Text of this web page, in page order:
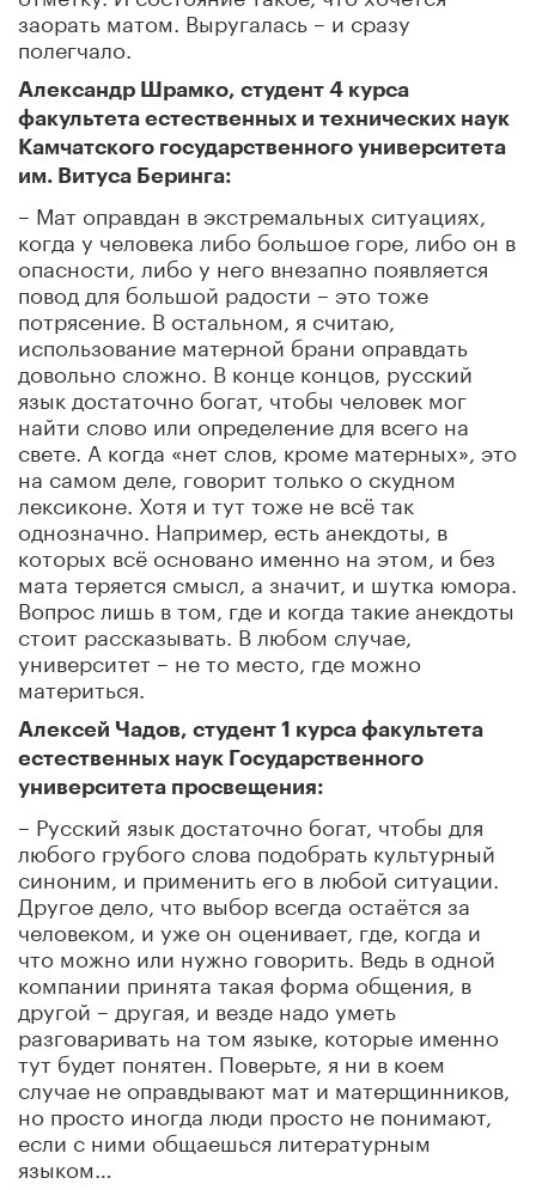
заорать матом. Выругалась – и сразу
полегчало.
Александр Шрамко, студент 4 курса
факультета естественных и технических наук
Камчатского государственного университета
им. Витуса Беринга:
– Мат оправдан в экстремальных ситуациях,
когда у человека либо большое горе, либо он в
опасности, либо у него внезапно появляется
повод для большой радости – это тоже
потрясение. В остальном, я считаю,
использование матерной брани оправдать
довольно сложно. В конце концов, русский
язык достаточно богат, чтобы человек мог
найти слово или определение для всего на
свете. А когда «нет слов, кроме матерных», это
на самом деле, говорит только о скудном
лексиконе. Хотя и тут тоже не всё так
однозначно. Например, есть анекдоты, в
которых всё основано именно на этом, и без
мата теряется смысл, а значит, и шутка юмора.
Вопрос лишь в том, где и когда такие анекдоты
стоит рассказывать. В любом случае,
университет – не то место, где можно
материться.
Алексей Чадов, студент 1 курса факультета
естественных наук Государственного
университета просвещения:
– Русский язык достаточно богат, чтобы для
любого грубого слова подобрать культурный
синоним, и применить его в любой ситуации.
Другое дело, что выбор всегда остаётся за
человеком, и уже он оценивает, где, когда и
что можно или нужно говорить. Ведь в одной
компании принята такая форма общения, в
другой – другая, и везде надо уметь
разговаривать на том языке, которые именно
тут будет понятен. Поверьте, я ни в коем
случае не оправдывают мат и матерщинников,
но просто иногда люди просто не понимают,
если с ними общаешься литературным
языком…